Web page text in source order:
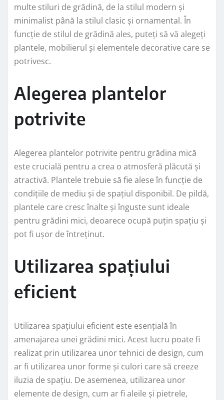
multe stiluri de grădină, de la stilul modern și
minimalist până la stilul clasic și ornamental. În
funcție de stilul de grădină ales, puteți să vă alegeți
plantele, mobilierul și elementele decorative care se
potrivesc.
Alegerea plantelor
potrivite
Alegerea plantelor potrivite pentru grădina mică
este crucială pentru a crea o atmosferă plăcută și
atractivă. Plantele trebuie să fie alese în funcție de
condițiile de mediu și de spațiul disponibil. De pildă,
plantele care cresc înalte și înguste sunt ideale
pentru grădini mici, deoarece ocupă puțin spațiu și
pot fi ușor de întreținut.
Utilizarea spațiului
eficient
Utilizarea spațiului eficient este esențială în
amenajarea unei grădini mici. Acest lucru poate fi
realizat prin utilizarea unor tehnici de design, cum
ar fi utilizarea unor forme și culori care să creeze
iluzia de spațiu. De asemenea, utilizarea unor
elemente de design, cum ar fi aleile și pietrele,